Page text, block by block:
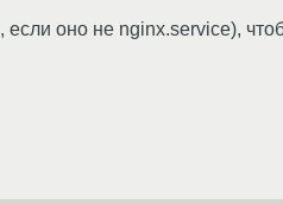
оно не nginx.service),